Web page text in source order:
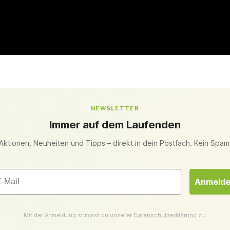
NEWSLETTER
Immer auf dem Laufenden
Neuheiten und Tipps – direkt in dein Postfach. Kein
Mit der Anmeldung stimmst du unserer Datenschutzerklärung zu.